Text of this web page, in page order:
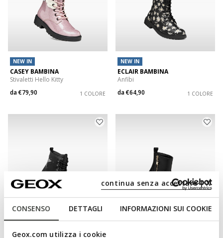
CONSENSO DETTAGLI INFORMAZIONI SUI COOKIE
Geox.com utilizza i cookie
continua senza accettare | X
NEW IN
CASEY BAMBINA
Stivaletti Hello Kitty
da€79,90 1 COLORE
NEW IN
ECLAIR BAMBINA
Anfibi
da€64,90 1 COLORE
CASEY BAMBINA